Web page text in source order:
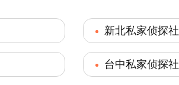
新北私家侦探社
台中私家侦探社